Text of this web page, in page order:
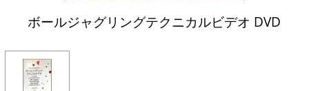
ボールジャグリングテクニカルビデオ DVD